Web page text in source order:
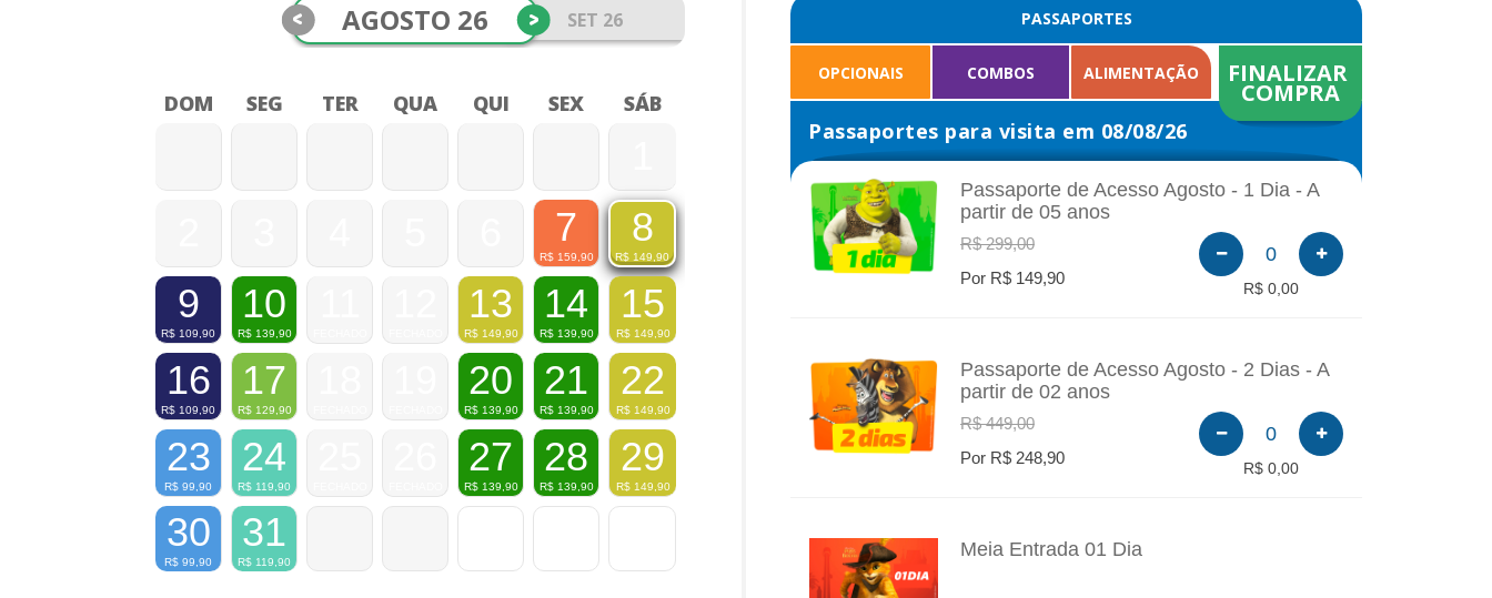
AGOSTO 26 SET 26
< >
DOM SEG TER QUA QUI SEX SÁB
7
R$ 159,90
8
R$ 149,90
9
R$ 109,90
10
R$ 139,90
13
R$ 149,90
14
R$ 139,90
15
R$ 149,90
16
R$ 109,90
17
R$ 129,90
20
R$ 139,90
21
R$ 139,90
22
R$ 149,90
23
R$ 99,90
24
R$ 119,90
27
R$ 139,90
28
R$ 139,90
29
R$ 149,90
30
R$ 99,90
31
R$ 119,90
PASSAPORTES
OPCIONAIS COMBOS ALIMENTAÇÃO FINALIZAR
COMPRA
Passaportes para visita em 08/08/26
INFO
Passaporte de Acesso Agosto - 1 Dia - A
partir de 05 anos
R$ 299,00
Por R$ 149,90
0
R$ 0,00
INFO
Passaporte de Acesso Agosto - 2 Dias - A
partir de 02 anos
R$ 449,00
Por R$ 248,90
0
R$ 0,00
INFO
Meia Entrada 01 Dia